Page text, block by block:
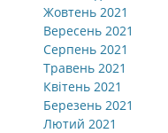
Жовтень 2021
Вересень 2021
Серпень 2021
Травень 2021
Квітень 2021
Березень 2021
Лютий 2021